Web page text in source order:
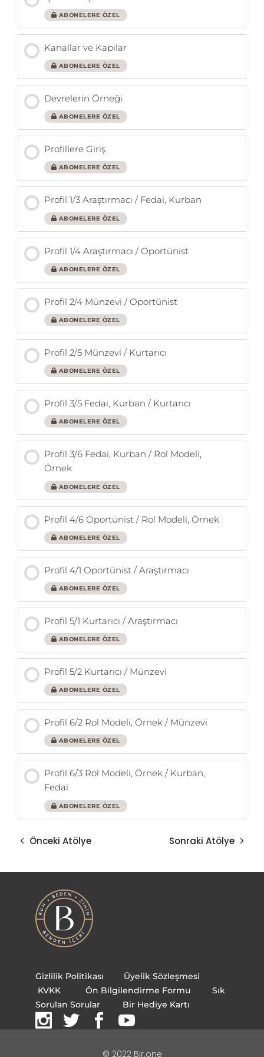
ABONELERE ÖZEL
Kanallar ve Kapılar
ABONELERE ÖZEL
Devrelerin Örneği
ABONELERE ÖZEL
Profillere Giriş
ABONELERE ÖZEL
Profil 1/3 Araştırmacı / Fedai, Kurban
ABONELERE ÖZEL
Profil 1/4 Araştırmacı / Oportünist
ABONELERE ÖZEL
Profil 2/4 Münzevi / Oportünist
ABONELERE ÖZEL
Profil 2/5 Münzevi / Kurtarıcı
ABONELERE ÖZEL
Profil 3/5 Fedai, Kurban / Kurtarıcı
ABONELERE ÖZEL
Profil 3/6 Fedai, Kurban / Rol Modeli,
Örnek
ABONELERE ÖZEL
Profil 4/6 Oportünist / Rol Modeli, Örnek
ABONELERE ÖZEL
Profil 4/1 Oportünist / Araştırmacı
ABONELERE ÖZEL
Profil 5/1 Kurtarıcı / Araştırmacı
ABONELERE ÖZEL
Profil 5/2 Kurtarıcı / Münzevi
ABONELERE ÖZEL
Profil 6/2 Rol Modeli, Örnek / Münzevi
ABONELERE ÖZEL
Profil 6/3 Rol Modeli, Örnek / Kurban,
Fedai
ABONELERE ÖZEL
Önceki Atölye Sonraki Atölye
Gizlilik Politikası
Üyelik Sözleşmesi
KVKK
Ön Bilgilendirme Formu . Sık
Sorulan Sorular
Bir Hediye Kartı
© 2022 Bir.one